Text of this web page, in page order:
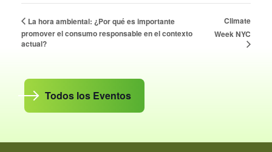
La hora ambiental: ¿Por qué es importante
promover el consumo responsable en el contexto
actual?
Climate
Week NYC
Todos los Eventos